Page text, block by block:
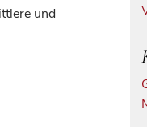
und